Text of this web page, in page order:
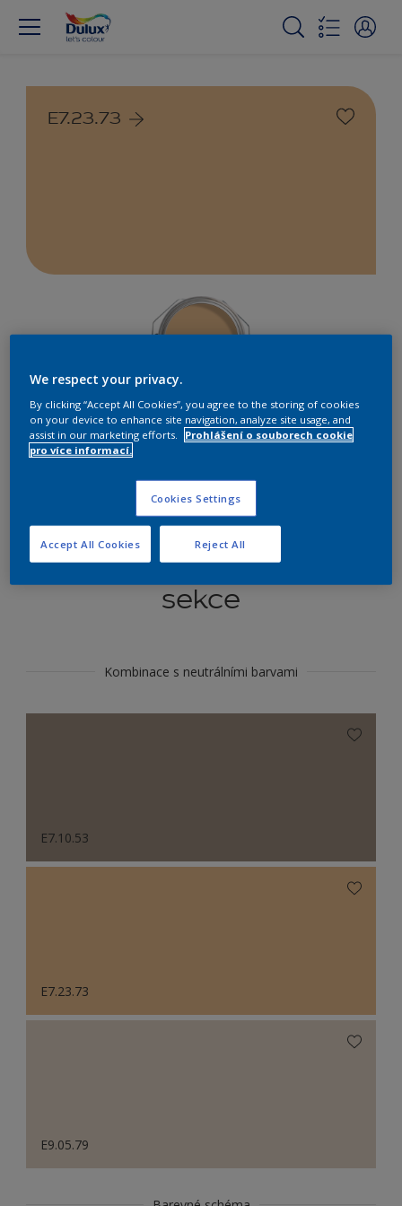
E7.23.73
Najít výrobek v tomto odstínu
Koordinovat barevné
sekce
Kombinace s neutrálními barvami
E7.10.53
E7.23.73
E9.05.79
We respect your privacy.
By clicking “Accept All Cookies”, you agree to the storing of cookies
on your device to enhance site navigation, analyze site usage, and
assist in our marketing efforts.
Prohlášení o souborech cookie
pro více informací.
Cookies Settings
Reject All
Accept All Cookies